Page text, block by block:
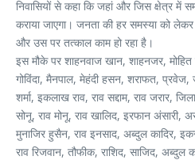
निवासियों से कहा कि जहां और जिस क्षेत्र में
कराया जाएगा। जनता की हर समस्या को लेकर
और उस पर तत्काल काम हो रहा है।
इस मौके पर शाहनवाज खान, शाहनजर, मोहित
गोविंदा, मैनपाल, मेहंदी हसन, शराफत, प्रवेज,
शर्मा, इकलाख राव, राव सद्दाम, राव जरार,
सोनू, राव मोनू, राव खालिद, इरफान अंसारी,
मुनाजिर हुसैन, राव इनसाद, अब्दुल कादिर,
राव रिजवान, तौफीक, राशिद, साजिद, अब्दुल